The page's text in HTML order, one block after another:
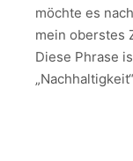
möchte es
mein oberstes
Diese Phrase